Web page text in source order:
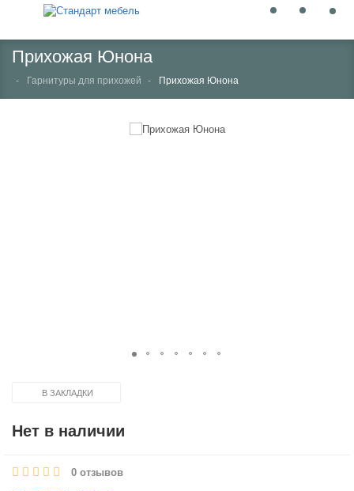
Прихожая Юнона
Гарнитуры для прихожей Прихожая Юнона
В ЗАКЛАДКИ
Нет в наличии
0 отзывов